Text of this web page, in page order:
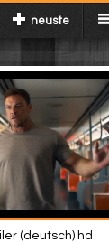
neuste
(deutsch) hd